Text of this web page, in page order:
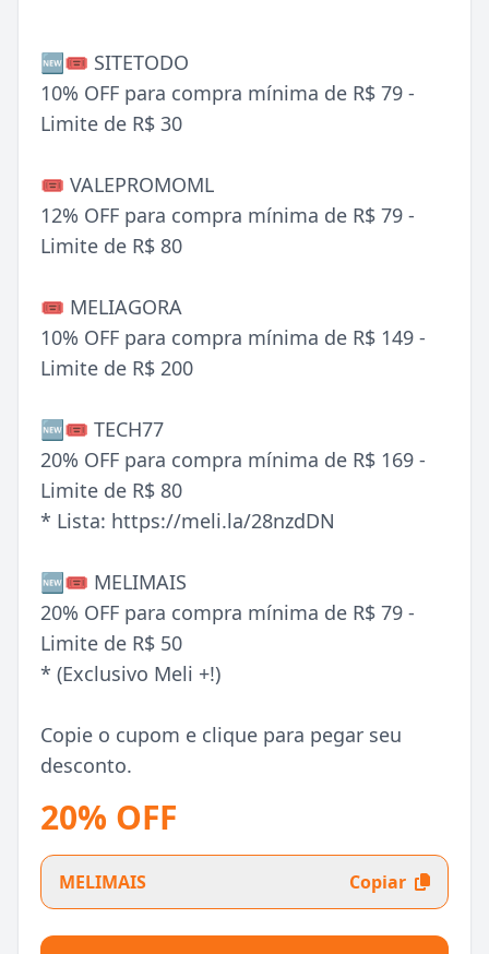
🆕🎟️ SITETODO
10% OFF para compra mínima de R$ 79 -
Limite de R$ 30
🎟️ VALEPROMOML
12% OFF para compra mínima de R$ 79 -
Limite de R$ 80
🎟️ MELIAGORA
10% OFF para compra mínima de R$ 149 -
Limite de R$ 200
🆕🎟️ TECH77
20% OFF para compra mínima de R$ 169 -
Limite de R$ 80
* Lista: https://meli.la/28nzdDN
🆕🎟️ MELIMAIS
20% OFF para compra mínima de R$ 79 -
Limite de R$ 50
* (Exclusivo Meli +!)
Copie o cupom e clique para pegar seu
desconto.
20% OFF
MELIMAIS Copiar